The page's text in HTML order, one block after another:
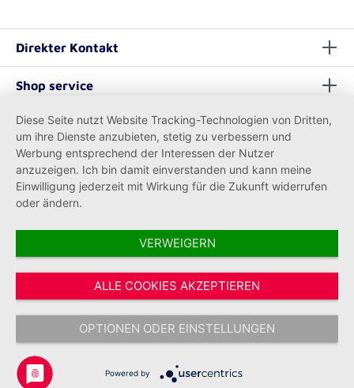
Direkter Kontakt
Shop service
Informationen
Vertrag widerrufen
* Alle Preise inkl. gesetzl. Mehrwertsteuer zzgl.Versandkostenund ggf.
Nachnahmegebühren, wenn nicht anders angegeben.
Copyright © 2026 Johanniter-Unfall-Hilfe e.V. - Alle Rechte
vorbehalten.
Diese Seite nutzt Website Tracking-Technologien von Dritten,
um ihre Dienste anzubieten, stetig zu verbessern und
Werbung entsprechend der Interessen der Nutzer
anzuzeigen. Ich bin damit einverstanden und kann meine
Einwilligung jederzeit mit Wirkung für die Zukunft widerrufen
oder ändern.
VERWEIGERN
ALLE COOKIES AKZEPTIEREN
OPTIONEN ODER EINSTELLUNGEN
Powered by